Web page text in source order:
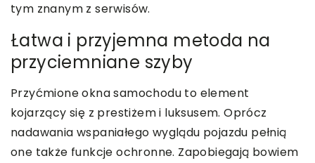
tym znanym z serwisów.
Łatwa i przyjemna metoda na
przyciemniane szyby
Przyćmione okna samochodu to element
kojarzący się z prestiżem i luksusem. Oprócz
nadawania wspaniałego wyglądu pojazdu pełnią
one także funkcje ochronne. Zapobiegają bowiem